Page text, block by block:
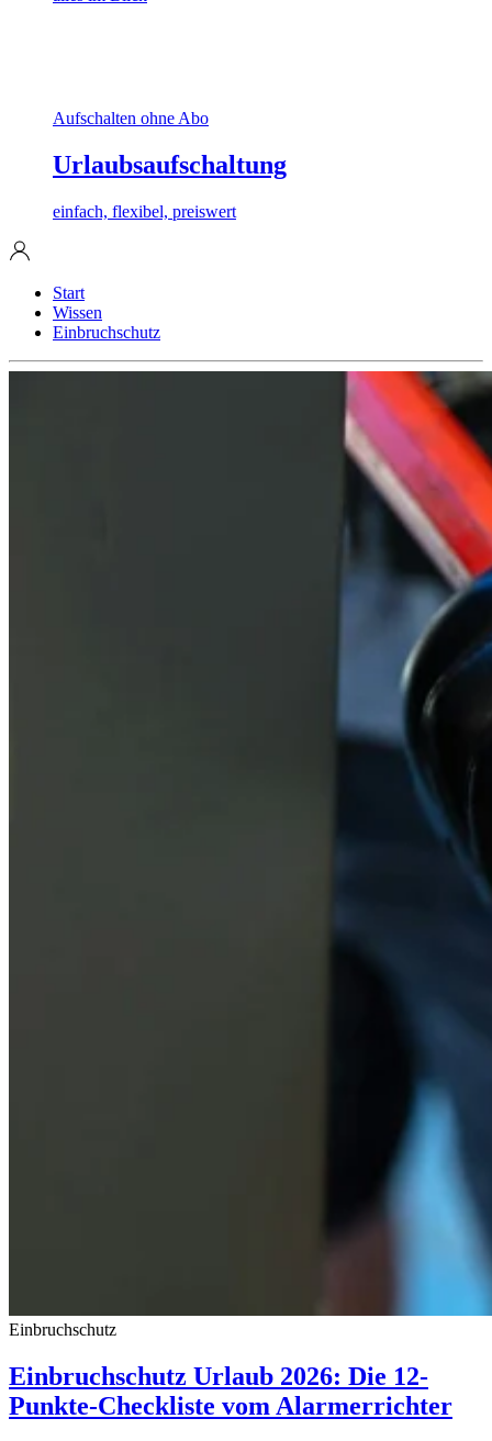
Aufschalten ohne Abo
Urlaubsaufschaltung
einfach, flexibel, preiswert
Start
Wissen
Einbruchschutz
Einbruchschutz
Einbruchschutz Urlaub 2026: Die 12-
Punkte-Checkliste vom Alarmerrichter